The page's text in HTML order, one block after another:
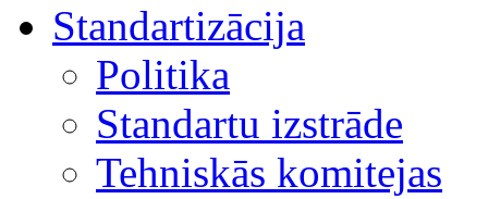
Standartizācija
Politika
Standartu izstrāde
Tehniskās komitejas